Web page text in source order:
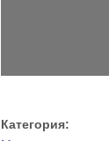
Категория: